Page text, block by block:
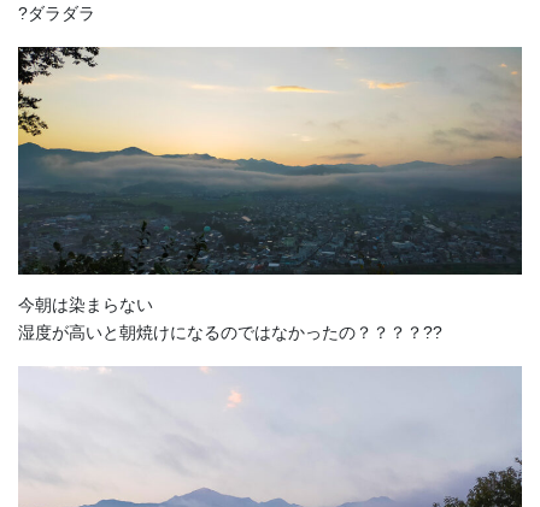
?ダラダラ
今朝は染まらない
湿度が高いと朝焼けになるのではなかったの？？？？??